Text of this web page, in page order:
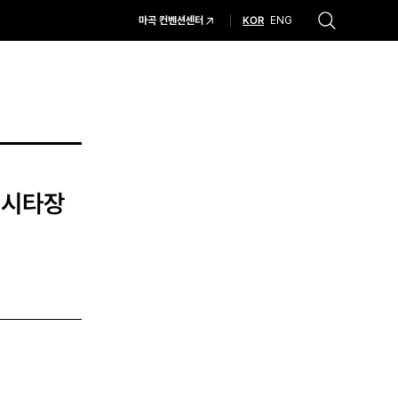
마곡 컨벤션센터 KOR ENG
타장